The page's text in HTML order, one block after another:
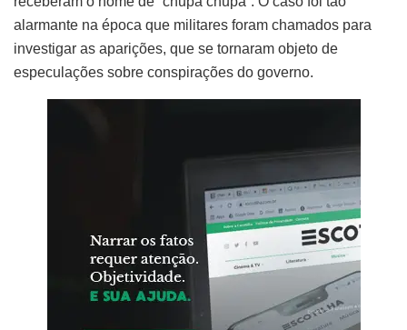
alarmante na época que militares foram chamados para
investigar as aparições, que se tornaram objeto de
especulações sobre conspirações do governo.